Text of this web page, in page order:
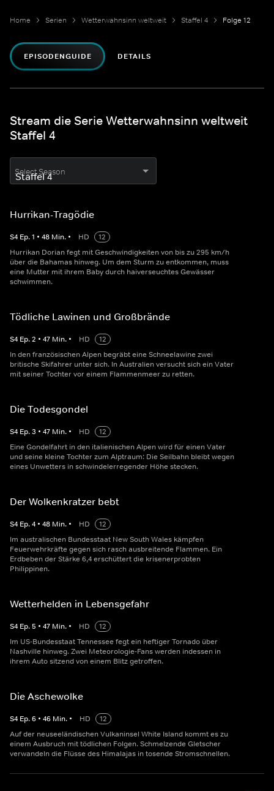
Home Serien Wetterwahnsinn weltweit Staffel 4 Folge 12
EPISODENGUIDE DETAILS
Stream die Serie Wetterwahnsinn weltweit
Staffel 4
Select Season
Hurrikan-Tragödie
S4 Ep.1 • 48 Min. • HD
12
Hurrikan Dorian fegt mit Geschwindigkeiten von bis zu 295 km/h
über die Bahamas hinweg. Um dem Sturm zu entkommen, muss
eine Mutter mit ihrem Baby durch haiverseuchtes Gewässer
schwimmen.
Tödliche Lawinen und Großbrände
S4 Ep.2 • 47 Min. • HD
12
In den französischen Alpen begräbt eine Schneelawine zwei
britische Skifahrer unter sich. In Australien versucht sich ein Vater
mit seiner Tochter vor einem Flammenmeer zu retten.
Die Todesgondel
S4 Ep.3 • 47 Min. • HD
12
Eine Gondelfahrt in den italienischen Alpen wird für einen Vater
und seine kleine Tochter zum Alptraum: Die Seilbahn bleibt wegen
eines Unwetters in schwindelerregender Höhe stecken.
Der Wolkenkratzer bebt
S4 Ep.4 • 48 Min. • HD
12
Im australischen Bundesstaat New South Wales kämpfen
Feuerwehrkräfte gegen sich rasch ausbreitende Flammen. Ein
Erdbeben der Stärke 6,4 erschüttert die krisenerprobten
Philippinen.
Wetterhelden in Lebensgefahr
S4 Ep.5 • 47 Min. • HD
12
Im US-Bundesstaat Tennessee fegt ein heftiger Tornado über
Nashville hinweg. Zwei Meteorologie-Fans werden indessen in
ihrem Auto sitzend von einem Blitz getroffen.
Die Aschewolke
S4 Ep.6 • 46 Min. • HD
12
Auf der neuseeländischen Vulkaninsel White Island kommt es zu
einem Ausbruch mit tödlichen Folgen. Schmelzende Gletscher
verwandeln die Flüsse des Himalajas in tosende Stromschnellen.